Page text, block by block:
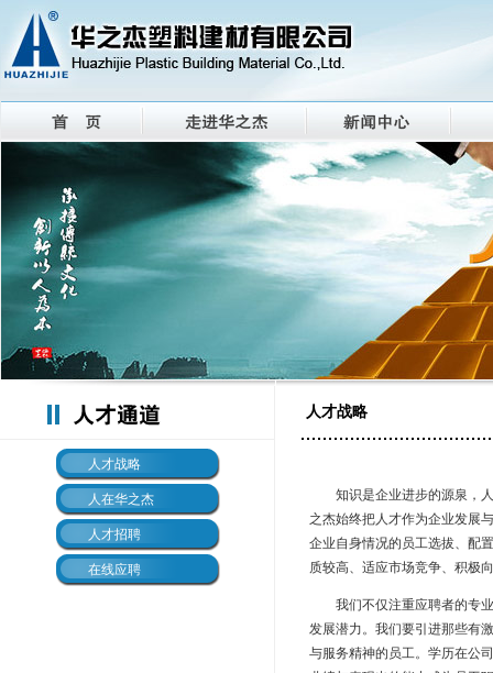
人才战略
人在华之杰
人才招聘
在线应聘
人才战略
知识是企业进步的源泉，人
之杰始终把人才作为企业发展
企业自身情况的员工选拔、配
质较高、适应市场竞争、积极
我们不仅注重应聘者的专业
发展潜力。我们要引进那些有
与服务精神的员工。学历在公